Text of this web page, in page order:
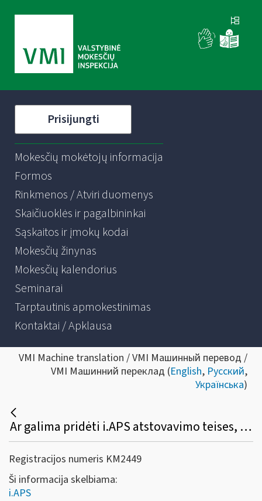
Prisijungti
Mokesčių mokėtojų informacija
Formos
Rinkmenos / Atviri duomenys
Skaičiuoklės ir pagalbininkai
Sąskaitos ir įmokų kodai
Mokesčių žinynas
Mokesčių kalendorius
Seminarai
Tarptautinis apmokestinimas
Kontaktai / Apklausa
VMI Machine translation / VMI Машинный перевод /
VMI Машинний переклад (English, Русский,
Українська)
Ar galima pridėti i.APS atstovavimo teises, kaip tai padaryti?
Registracijos numeris KM2449
Ši informacija skelbiama:
i.APS